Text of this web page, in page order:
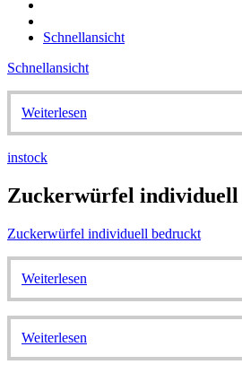
Schnellansicht
Schnellansicht
Weiterlesen
instock
Zuckerwürfel
Zuckerwürfel individuell bedruckt
Weiterlesen
Weiterlesen